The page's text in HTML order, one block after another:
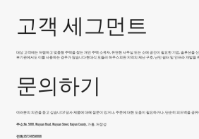
고객 세그먼트
대상 고객에는 저렴하고 맞춤형 주택을 찾는 개인 주택 소유자, 유연한 사무실 또는 소매 공간이 필요한 기업, 솔루션을
부기관에서도 이를 사용하는 경우가 많습니다현대식 모듈러 하우스외딴 지역의 재난 구호, 난민 쉼터 및 인프라 개발을
문의하기
여러분의 의견을 듣고 싶습니다! 당사 제품에 대해 질문이 있거나, 주문에 대한 도움이 필요하거나, 단순히 피드백을 공
주소:No. 5888, Wuyuan Road, Wuyuan Street, Haiyan County, 가흥, 저장성
전화:0573-86598806